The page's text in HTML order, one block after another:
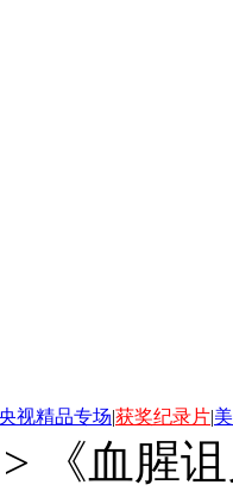
视精品专场|获奖纪录片|
>
《血腥